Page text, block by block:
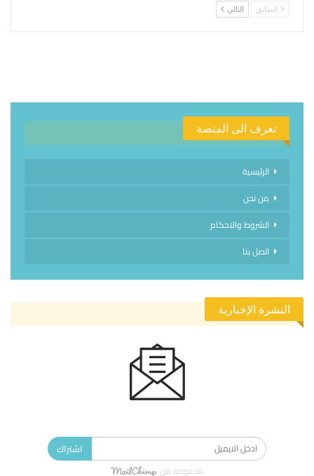
السابق التالي
تعرف الى المنصة
الرئيسية
من نحن
الشروط والاحكام
اتصل بنا
النشرة الإخبارية
اشتراك
مدعومة من